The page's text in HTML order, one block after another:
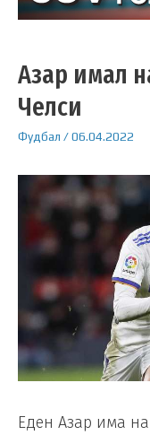
Азар имал
Челси
Фудбал /06.04.2022
Еден Азар има